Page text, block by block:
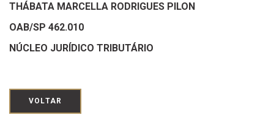
THÁBATA MARCELLA RODRIGUES PILON
OAB/SP 462.010
NÚCLEO JURÍDICO TRIBUTÁRIO
VOLTAR